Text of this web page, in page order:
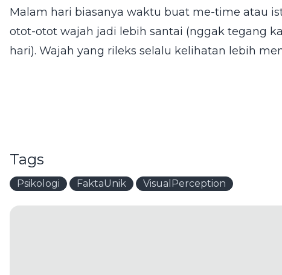
Malam hari biasanya waktu buat me-time atau
otot-otot wajah jadi lebih santai (nggak tegang
hari). Wajah yang rileks selalu kelihatan lebih
Tags
Psikologi FaktaUnik VisualPerception